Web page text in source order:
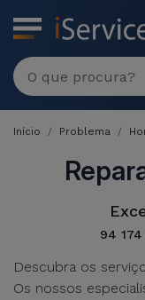
MENU
Início Problema
94 174
Descubra os
Os nossos